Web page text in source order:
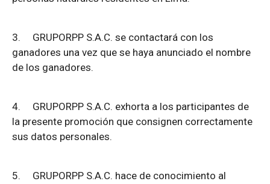
3. GRUPORPP S.A.C. se contactará con los
ganadores una vez que se haya anunciado el nombre
de los ganadores.
4. GRUPORPP S.A.C. exhorta a los participantes de
la presente promoción que consignen correctamente
sus datos personales.
5. GRUPORPP S.A.C. hace de conocimiento al